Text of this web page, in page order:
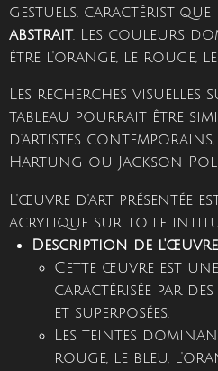
gestuels, caractéristique
abstrait. Les couleurs
être l'orange, le rouge,
Les recherches visuelles
tableau pourrait être
d'artistes contemporains,
Hartung ou Jackson
L'œuvre d'art présentée
acrylique sur toile
Description de
Cette œuvre est
caractérisée par
et superposées.
Les teintes
rouge, le bleu,